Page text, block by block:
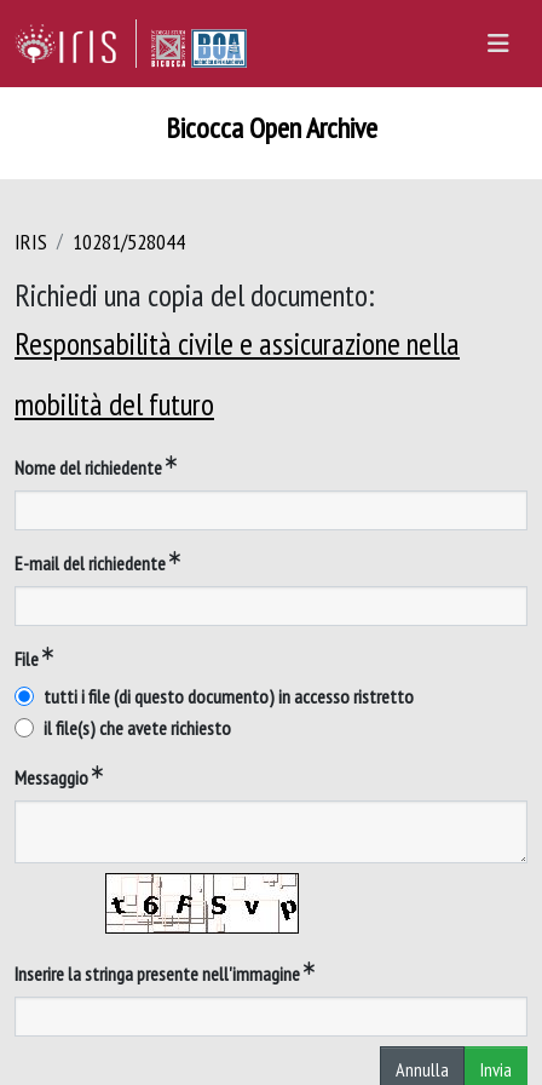
Bicocca Open Archive
IRIS 10281/528044
Richiedi una copia del documento:
Responsabilità civile e assicurazione nella
mobilità del futuro
Nome del richiedente
E-mail del richiedente
File
tutti i file (di questo documento) in accesso ristretto
il file(s) che avete richiesto
Messaggio
Inserire la stringa presente nell'immagine
Annulla Invia